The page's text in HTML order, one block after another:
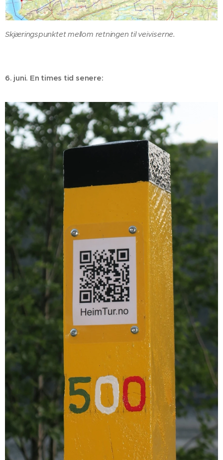
Skjæringspunktet mellom retningen til veiviserne.
6. juni. En times tid senere: